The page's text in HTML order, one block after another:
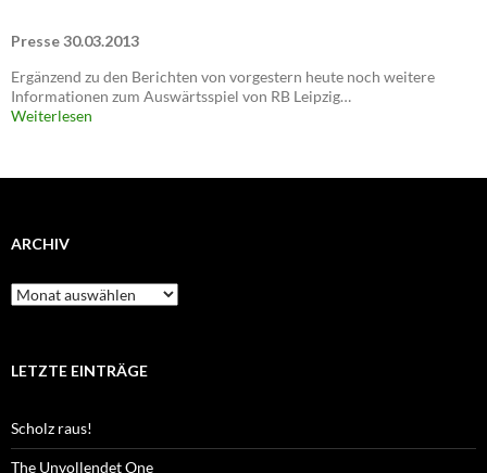
Presse 30.03.2013
Ergänzend zu den Berichten von vorgestern heute noch weitere
Informationen zum Auswärtsspiel von RB Leipzig…
Weiterlesen
ARCHIV
Archiv
LETZTE EINTRÄGE
Scholz raus!
The Unvollendet One